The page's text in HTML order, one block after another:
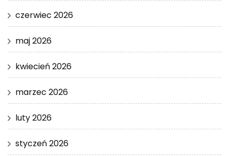
czerwiec 2026
maj 2026
kwiecień 2026
marzec 2026
luty 2026
styczeń 2026